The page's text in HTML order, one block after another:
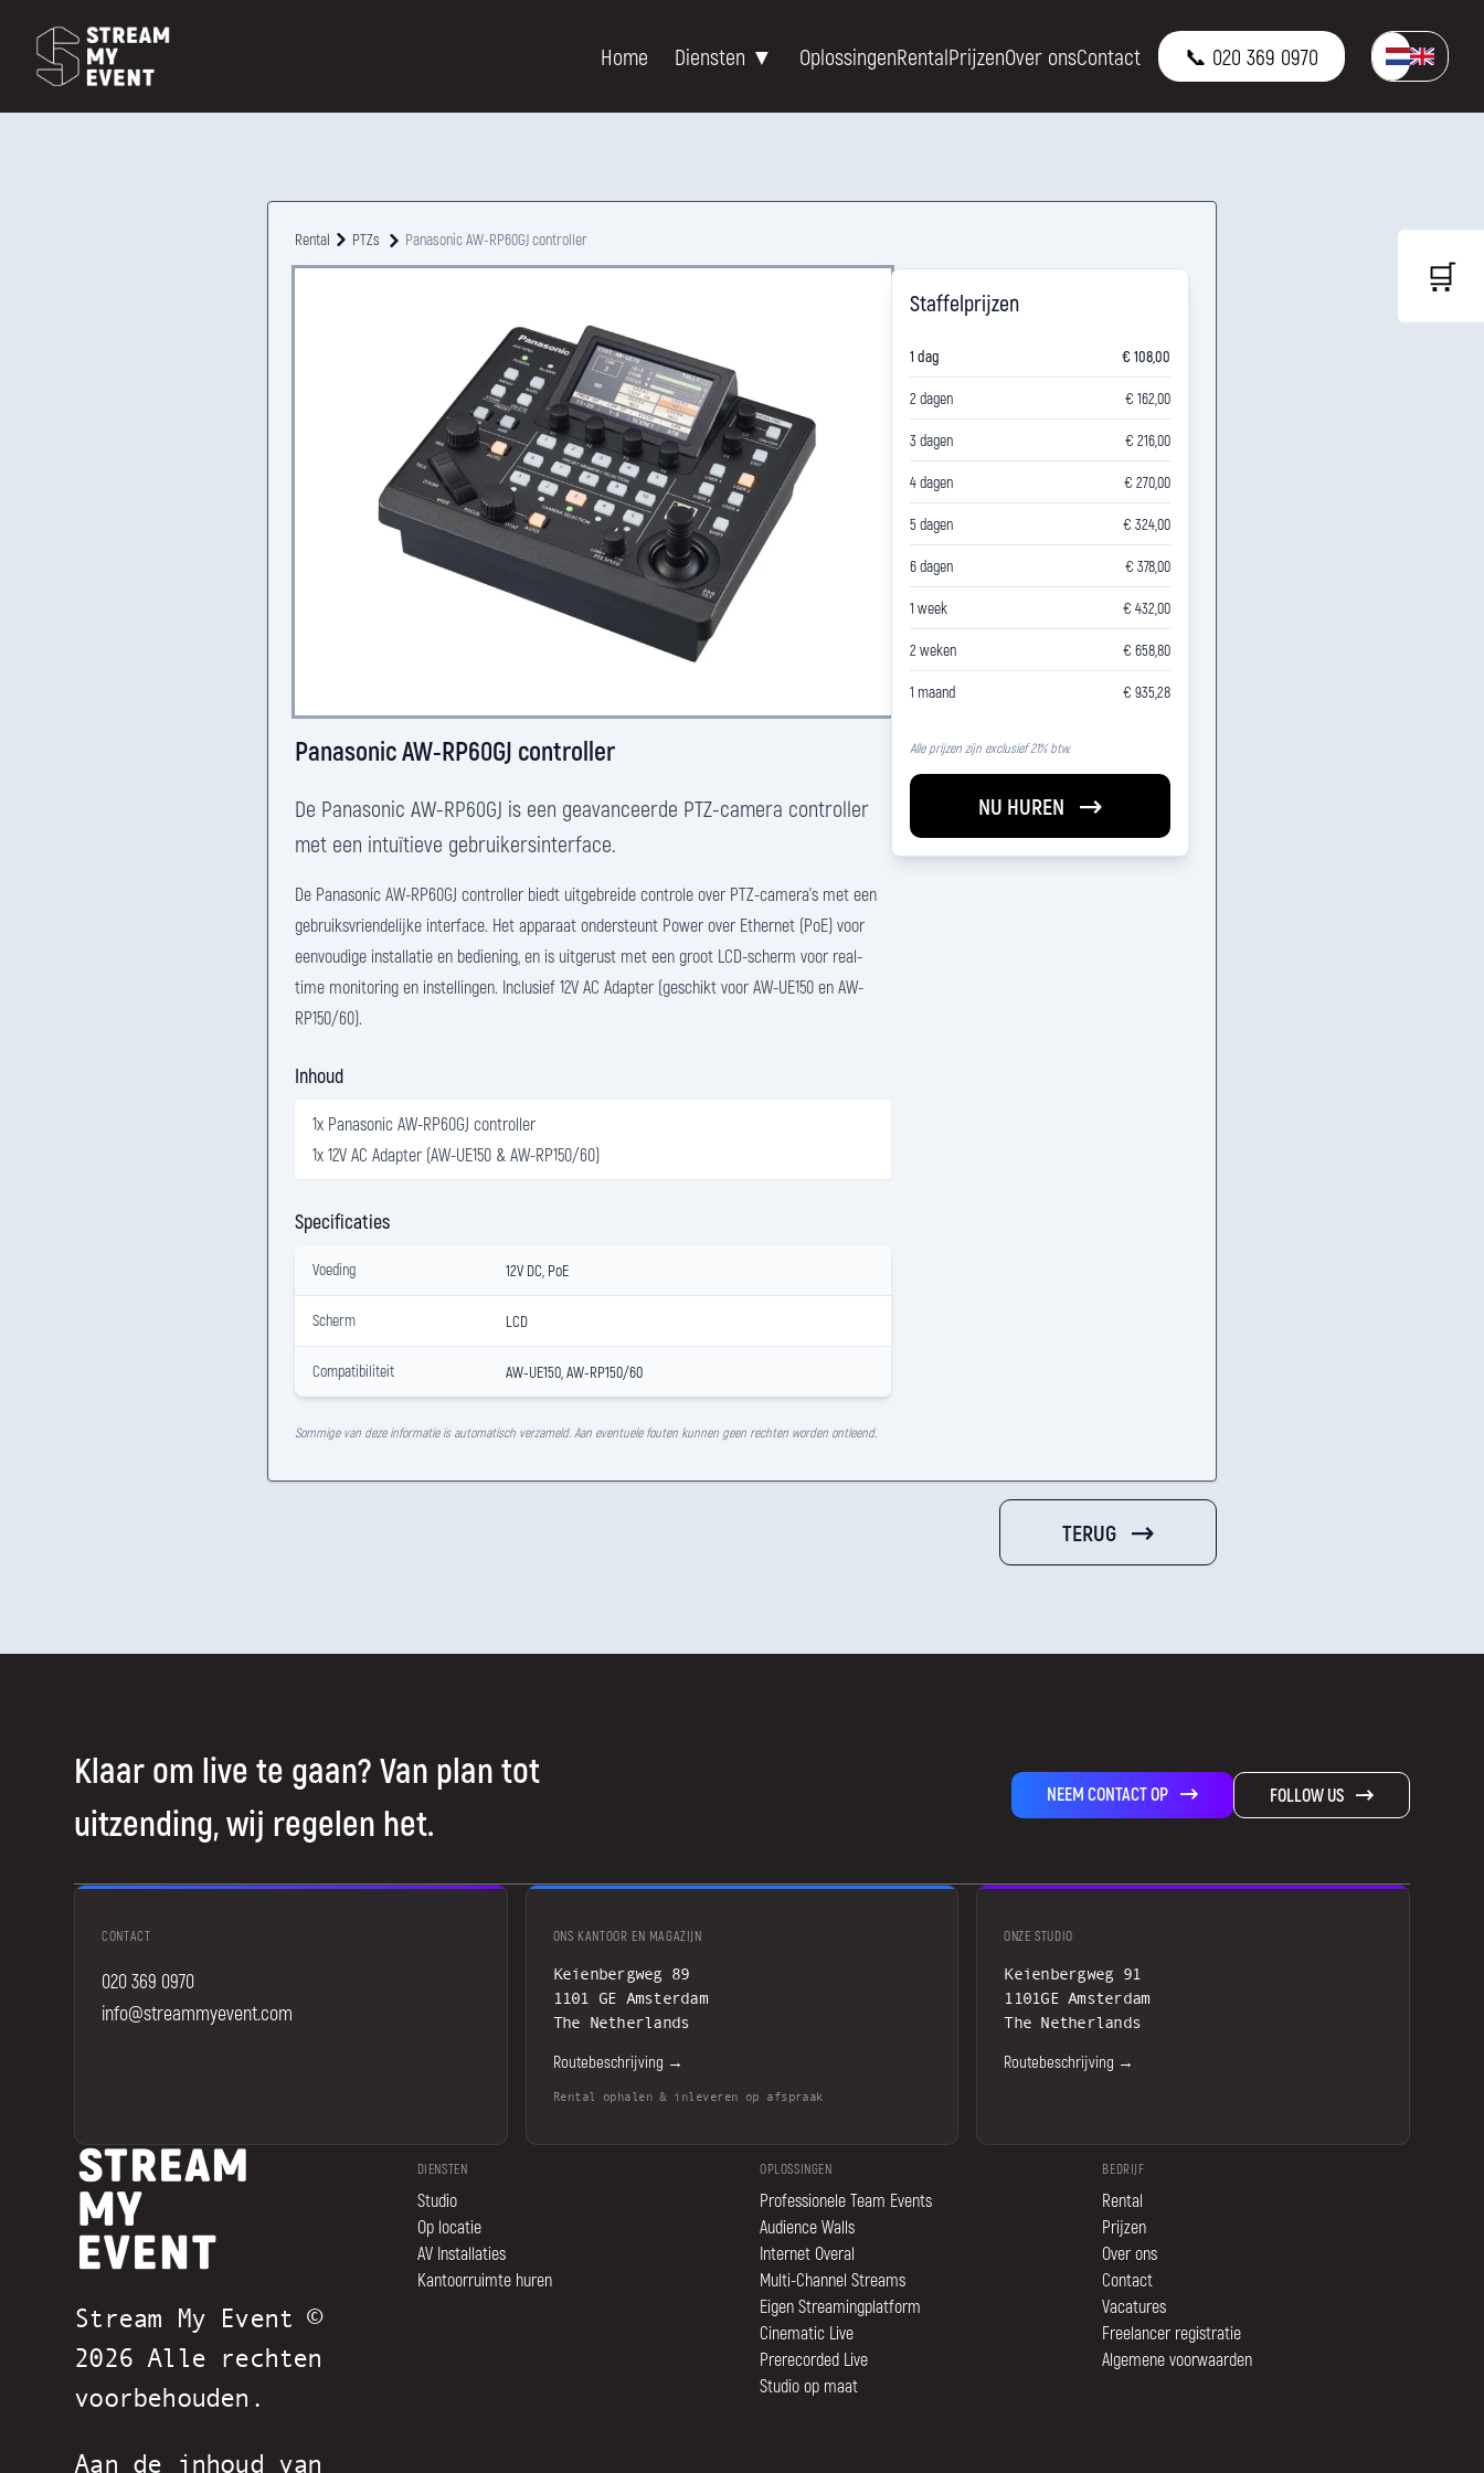
Home Diensten ▼ OplossingenRentalPrijzenOver onsContact 📞 020 369 0970
Rental PTZs Panasonic AW-RP60GJ controller
Panasonic AW-RP60GJ controller
De Panasonic AW-RP60GJ is een geavanceerde PTZ-camera controller
met een intuïtieve gebruikersinterface.
De Panasonic AW-RP60GJ controller biedt uitgebreide controle over PTZ-camera's met een
gebruiksvriendelijke interface. Het apparaat ondersteunt Power over Ethernet (PoE) voor
eenvoudige installatie en bediening, en is uitgerust met een groot LCD-scherm voor real-
time monitoring en instellingen. Inclusief 12V AC Adapter (geschikt voor AW-UE150 en AW-
RP150/60).
Inhoud
1x Panasonic AW-RP60GJ controller
1x 12V AC Adapter (AW-UE150 & AW-RP150/60)
Specificaties
Voeding 12V DC, PoE
Scherm LCD
Compatibiliteit AW-UE150, AW-RP150/60
Sommige van deze informatie is automatisch verzameld. Aan eventuele fouten kunnen geen rechten worden ontleend.
Staffelprijzen
1 dag € 108,00
2 dagen € 162,00
3 dagen € 216,00
4 dagen € 270,00
5 dagen € 324,00
6 dagen € 378,00
1 week € 432,00
2 weken € 658,80
1 maand € 935,28
Alle prijzen zijn exclusief 21% btw.
NU HUREN
TERUG
🛒
Klaar om live te gaan? Van plan tot
uitzending, wij regelen het.
NEEM CONTACT OP FOLLOW US
CONTACT
020 369 0970
info@streammyevent.com
ONS KANTOOR EN MAGAZIJN
Keienbergweg 89
1101 GE Amsterdam
The Netherlands
Routebeschrijving →
Rental ophalen & inleveren op afspraak
ONZE STUDIO
Keienbergweg 91
1101GE Amsterdam
The Netherlands
Routebeschrijving →
Stream My Event ©
2026 Alle rechten
voorbehouden.
Aan de inhoud van
DIENSTEN
Studio
Op locatie
AV Installaties
Kantoorruimte huren
OPLOSSINGEN
Professionele Team Events
Audience Walls
Internet Overal
Multi-Channel Streams
Eigen Streamingplatform
Cinematic Live
Prerecorded Live
Studio op maat
BEDRIJF
Rental
Prijzen
Over ons
Contact
Vacatures
Freelancer registratie
Algemene voorwaarden